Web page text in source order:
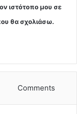
ιστότοπο μου σε
θα σχολιάσω.
Comments